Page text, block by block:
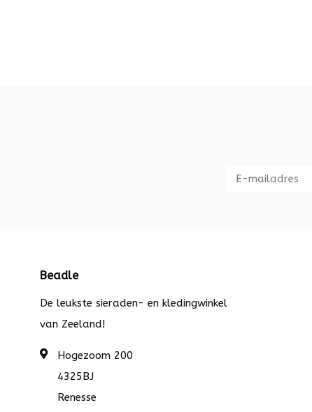
Beadle
De leukste sieraden- en kledingwinkel
van Zeeland!
Hogezoom 200
4325BJ
Renesse